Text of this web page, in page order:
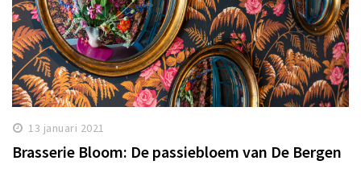
13 januari 2021
Brasserie Bloom: De passiebloem van De Bergen